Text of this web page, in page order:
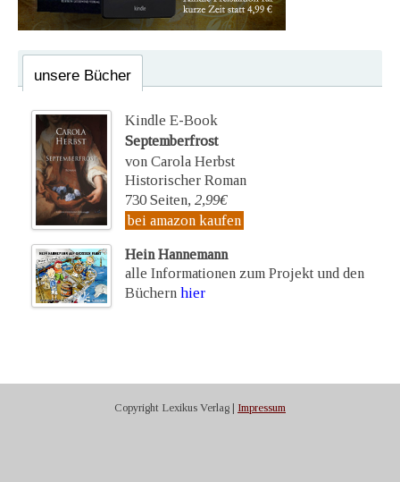
unsere Bücher
Kindle E-Book
Septemberfrost
von Carola Herbst
Historischer Roman
730 Seiten, 2,99€
bei amazon kaufen
Hein Hannemann
alle Informationen zum Projekt und den
Büchern hier
Copyright Lexikus Verlag | Impressum